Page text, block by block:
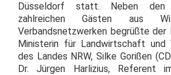
Düsseldorf statt. Neben den
zahlreichen Gästen aus
Verbandsnetzwerken begrüßte der
Ministerin für Landwirtschaft und
des Landes NRW, Silke Gorißen
Dr. Jürgen Harlizius, Referent